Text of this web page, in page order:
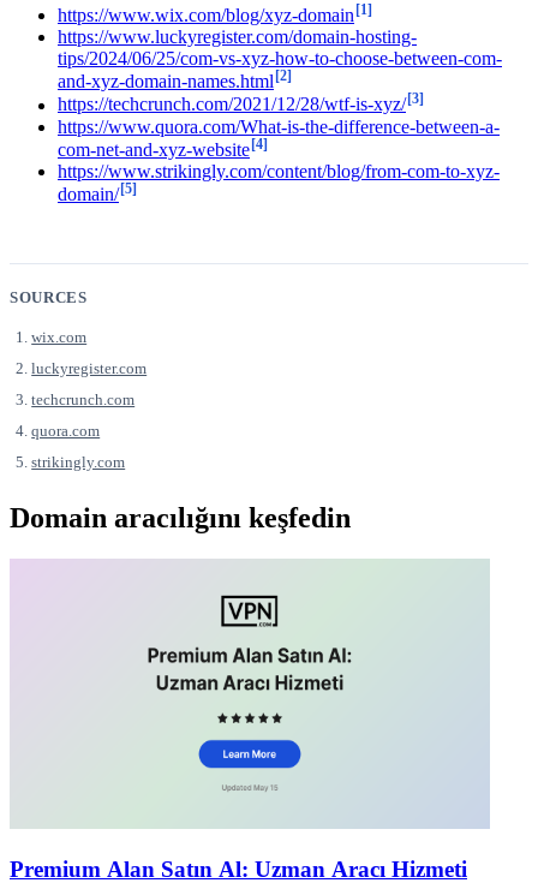
https://www.wix.com/blog/xyz-domain [1]
https://www.luckyregister.com/domain-hosting-
tips/2024/06/25/com-vs-xyz-how-to-choose-between-com-
and-xyz-domain-names.html [2]
https://techcrunch.com/2021/12/28/wtf-is-xyz/ [3]
https://www.quora.com/What-is-the-difference-between-a-
com-net-and-xyz-website [4]
https://www.strikingly.com/content/blog/from-com-to-xyz-
domain/ [5]
SOURCES
wix.com
luckyregister.com
techcrunch.com
quora.com
strikingly.com
Domain aracılığını keşfedin
Premium Alan Satın Al: Uzman Aracı Hizmeti